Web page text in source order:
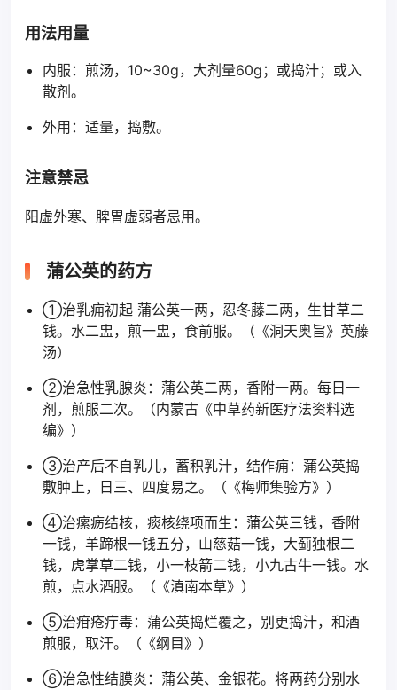
用法用量
内服：煎汤，10~30g，大剂量60g；或捣汁；或入
散剂。
外用：适量，捣敷。
注意禁忌
阳虚外寒、脾胃虚弱者忌用。
蒲公英的药方
①治乳痈初起 蒲公英一两，忍冬藤二两，生甘草二
钱。水二盅，煎一盅，食前服。（《洞天奥旨》英藤
汤）
②治急性乳腺炎：蒲公英二两，香附一两。每日一
剂，煎服二次。（内蒙古《中草药新医疗法资料选
编》）
③治产后不自乳儿，蓄积乳汁，结作痈：蒲公英捣
敷肿上，日三、四度易之。（《梅师集验方》）
④治瘰疬结核，痰核绕项而生：蒲公英三钱，香附
一钱，羊蹄根一钱五分，山慈菇一钱，大蓟独根二
钱，虎掌草二钱，小一枝箭二钱，小九古牛一钱。水
煎，点水酒服。（《滇南本草》）
⑤治疳疮疔毒：蒲公英捣烂覆之，别更捣汁，和酒
煎服，取汗。（《纲目》）
⑥治急性结膜炎：蒲公英、金银花。将两药分别水